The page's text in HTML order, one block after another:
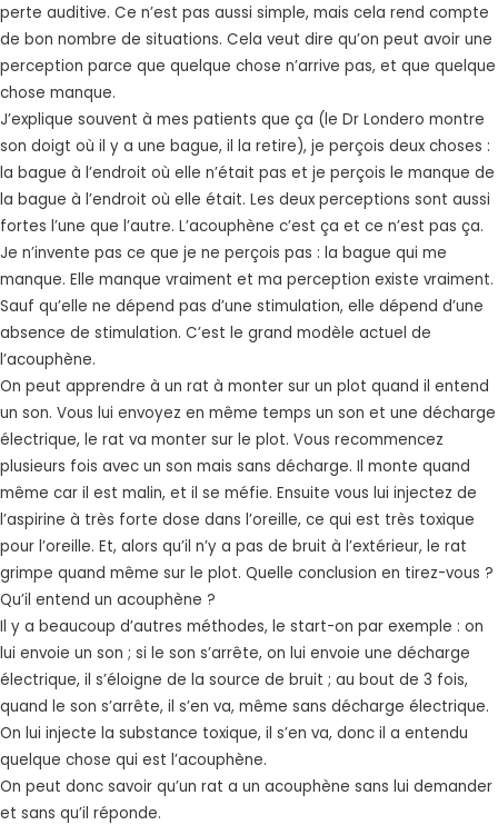
perte auditive. Ce n’est pas aussi simple, mais cela rend compte
de bon nombre de situations. Cela veut dire qu’on peut avoir une
perception parce que quelque chose n’arrive pas, et que quelque
chose manque.
J’explique souvent à mes patients que ça (le Dr Londero montre
son doigt où il y a une bague, il la retire), je perçois deux choses :
la bague à l’endroit où elle n’était pas et je perçois le manque de
la bague à l’endroit où elle était. Les deux perceptions sont aussi
fortes l’une que l’autre. L’acouphène c’est ça et ce n’est pas ça.
Je n’invente pas ce que je ne perçois pas : la bague qui me
manque. Elle manque vraiment et ma perception existe vraiment.
Sauf qu’elle ne dépend pas d’une stimulation, elle dépend d’une
absence de stimulation. C’est le grand modèle actuel de
l’acouphène.
On peut apprendre à un rat à monter sur un plot quand il entend
un son. Vous lui envoyez en même temps un son et une décharge
électrique, le rat va monter sur le plot. Vous recommencez
plusieurs fois avec un son mais sans décharge. Il monte quand
même car il est malin, et il se méfie. Ensuite vous lui injectez de
l’aspirine à très forte dose dans l’oreille, ce qui est très toxique
pour l’oreille. Et, alors qu’il n’y a pas de bruit à l’extérieur, le rat
grimpe quand même sur le plot. Quelle conclusion en tirez-vous ?
Qu’il entend un acouphène ?
Il y a beaucoup d’autres méthodes, le start-on par exemple : on
lui envoie un son ; si le son s’arrête, on lui envoie une décharge
électrique, il s’éloigne de la source de bruit ; au bout de 3 fois,
quand le son s’arrête, il s’en va, même sans décharge électrique.
On lui injecte la substance toxique, il s’en va, donc il a entendu
quelque chose qui est l’acouphène.
On peut donc savoir qu’un rat a un acouphène sans lui demander
et sans qu’il réponde.